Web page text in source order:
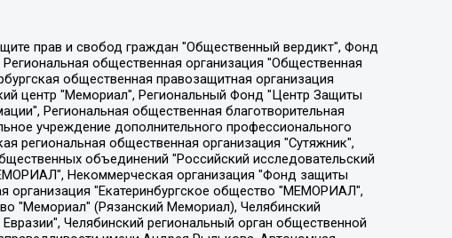
выборы", Еланчик Олег Александрович, Общество с ограниченной ответственностью "Нобелевский призыв", Гималова Регина Эмилевна, Григорьев Андрей Валерьевич, Григорьева Алина Александровна, Ассоциация по содействию защите прав призывников, альтернативнослужащих и военнослужащих "Правозащитная группа "Гражданин.Армия.Право", Хисамова Регина Фаритовна, Автономная некоммерческая организация по реализации социально-правовых программ "Лилит", Дальневосточное общественное движение "Маяк", Санкт-Петербургская ЛГБТ-инициативная группа "Выход", Инициативная группа ЛГБТ+ "Реверс", Алексеев Андрей Викторович, Бекбулатова Таисия Львовна, Беляев Иван Михайлович, Владыкина Елена Сергеевна, Гельман Марат Александрович, Никульшина Вероника Юрьевна, Толоконникова Надежда Андреевна, Шендерович Виктор Анатольевич, Общество с ограниченной ответственностью "Данное сообщение", Общество с ограниченной ответственностью Издательский дом "Новая глава", Айнбиндер Александра Александровна, Московский комьюнити-центр для ЛГБТ+инициатив, Благотворительный фонд развития филантропии, Deutsche Welle (Германия, Kurt-Schumacher-Strasse 3, 53113 Bonn), Борзунова Мария Михайловна, Воробьев Виктор Викторович, Голубева Анна Львовна, Константинова Алла Михайловна, Малкова Ирина Владимировна, Мурадов Мурад Абдулгалимович, Осетинская Елизавета Николаевна, Понасенков Евгений Николаевич, Ганапольский Матвей Юрьевич, Киселев Евгений Алексеевич, Борухович Ирина Григорьевна, Дремин Иван Тимофеевич, Дубровский Дмитрий Викторович, Красноярская региональная общественная организация поддержки и развития альтернативных образовательных технологий и межкультурных коммуникаций "ИНТЕРРА", Маяковская Екатерина Алексеевна, Фейгин Марк Захарович, Филимонов Андрей Викторович, Дзугкоева Регина Николаевна, Доброхотов Роман Александрович, Дудь Юрий Александрович, Елкин Сергей Владимирович, Кругликов Кирилл Игоревич, Сабунаева Мария Леонидовна, Семенов Алексей Владимирович, Шаинян Карен Багратович, Шульман Екатерина Михайловна, Асафьев Артур Валерьевич, Вахштайн Виктор Семенович, Венедиктов Алексей Алексеевич, Лушникова Екатерина Евгеньевна, Волков Леонид Михайлович, Невзоров Александр Глебович, Пархоменко Сергей Борисович, Сироткин Ярослав Николаевич, Кара-Мурза Владимир Владимирович, Баранова Наталья Владимировна, Гозман Леонид Яковлевич, Кагарлицкий Борис Юльевич, Климарев Михаил Валерьевич, Милов Владимир Станиславович, Автономная некоммерческая организация Краснодарский центр современного искусства "Типография", Моргенштерн Алишер Тагирович, Соболь Любовь Эдуардовна, Общество с ограниченной ответственностью "ЛИЗА НОРМ", Каспаров Гарри Кимович, Ходорковский Михаил Борисович, Общество с ограниченной ответственностью "Апрельские тезисы", Данилович Ирина Брониславовна, Кашин Олег Владимирович, Петров Николай Владимирович, Пивоваров Алексей Владимирович, Соколов Михаил Владимирович, Цветкова Юлия Владимировна, Чичваркин Евгений Александрович, Комитет против пыток/Команда против пыток, Общество с ограниченной ответственностью "Первый научный", Общество с ограниченной ответственностью "Вертолет и ко", Белоцерковская Вероника Борисовна, Кац Максим Евгеньевич, Лазарева Татьяна Юрьевна, Шаведдинов Руслан Табризович, Яшин Илья Валерьевич, Общество с ограниченной ответственностью "Иноагент ААВ", Алешковский Дмитрий Петрович, Альбац Евгения Марковна, Быков Дмитрий Львович, Галямина Юлия Евгеньевна, Лойко Сергей Леонидович, Мартынов Кирилл Константинович, Медведев Сергей Александрович, Крашенинников Федор Геннадиевич, Гордеева Катерина Вл